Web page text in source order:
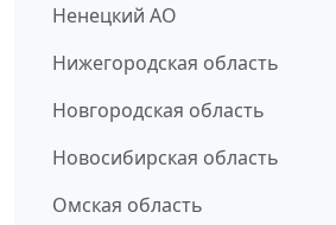
Ненецкий АО
Нижегородская область
Новгородская область
Новосибирская область
Омская область